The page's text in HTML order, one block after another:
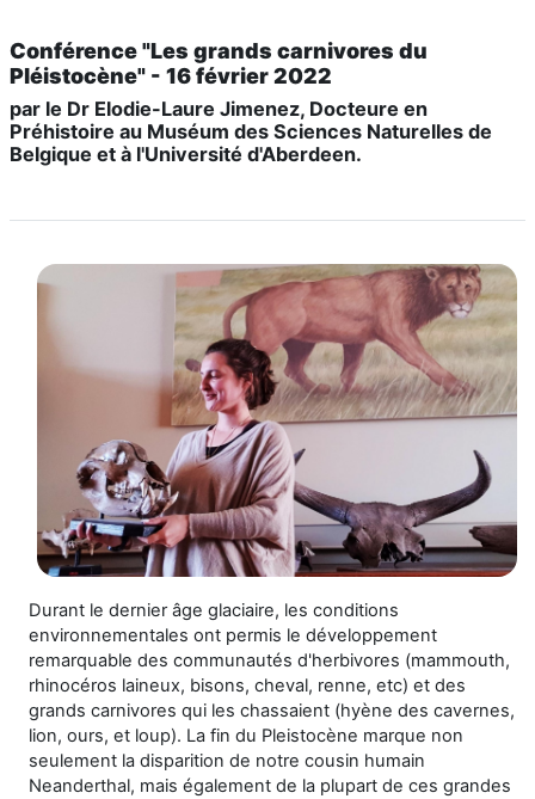
Conférence "Les grands carnivores du
Pléistocène" - 16 février 2022
par le Dr Elodie-Laure Jimenez, Docteure en
Préhistoire au Muséum des Sciences Naturelles de
Belgique et à l'Université d'Aberdeen.
Durant le dernier âge glaciaire, les conditions
environnementales ont permis le développement
remarquable des communautés d'herbivores (mammouth,
rhinocéros laineux, bisons, cheval, renne, etc) et des
grands carnivores qui les chassaient (hyène des cavernes,
lion, ours, et loup). La fin du Pleistocène marque non
seulement la disparition de notre cousin humain
Neanderthal, mais également de la plupart de ces grandes